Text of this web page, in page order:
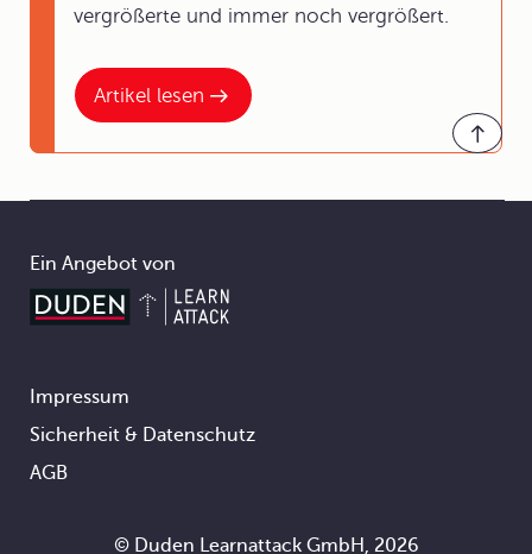
Artikel lesen
vergrößerte und immer noch vergrößert.
Ein Angebot von
Footer
Impressum
Sicherheit & Datenschutz
AGB
© Duden Learnattack GmbH, 2026